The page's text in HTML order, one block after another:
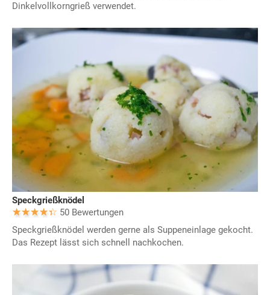
Dinkelvollkorngrieß verwendet.
Speckgrießknödel
50 Bewertungen
Speckgrießknödel werden gerne als Suppeneinlage gekocht.
Das Rezept lässt sich schnell nachkochen.